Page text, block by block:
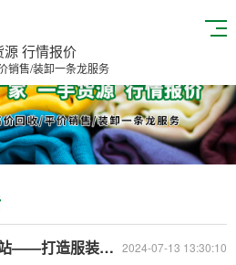
源 行情报价
销售/装卸一条龙服务
2024-07-13 13:30:10
服装库存回收平台